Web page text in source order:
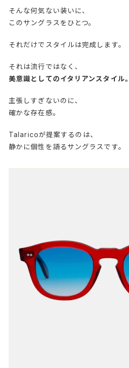
そんな何気ない装いに、
このサングラスをひとつ。
それだけでスタイルは完成します。
それは流行ではなく、
美意識としてのイタリアンスタイル。
主張しすぎないのに、
確かな存在感。
Talaricoが提案するのは、
静かに個性を語るサングラスです。